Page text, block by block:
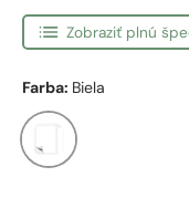
Zobraziť plnú
Farba: Biela